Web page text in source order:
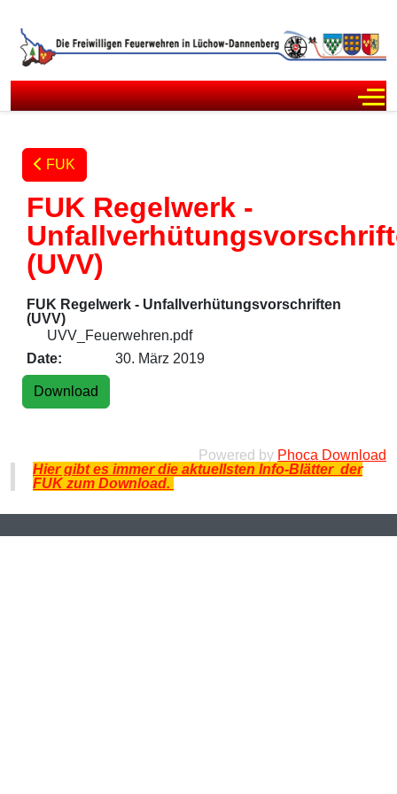
FUK
FUK Regelwerk -
(UVV)
FUK Regelwerk - Unfallverhütungsvorschriften
(UVV)
UVV_Feuerwehren.pdf
Date:
30. März 2019
Powered by Phoca Download
Hier gibt es immer die aktuellsten Info-Blätter der
FUK zum Download.